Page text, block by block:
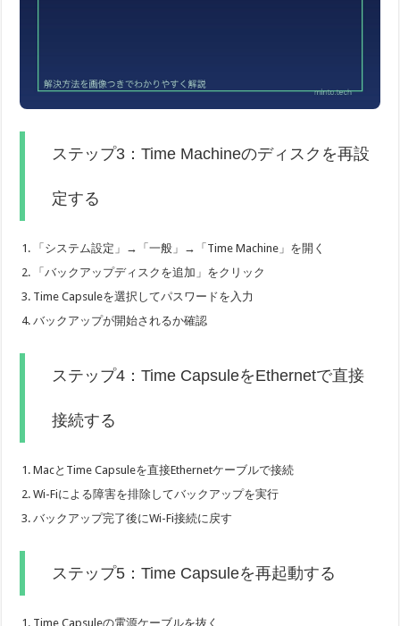
ステップ3：Time Machineのディスクを再設
定する
「システム設定」→「一般」→「Time Machine」を開く
「バックアップディスクを追加」をクリック
Time Capsuleを選択してパスワードを入力
バックアップが開始されるか確認
ステップ4：Time CapsuleをEthernetで直接
接続する
MacとTime Capsuleを直接Ethernetケーブルで接続
Wi-Fiによる障害を排除してバックアップを実行
バックアップ完了後にWi-Fi接続に戻す
ステップ5：Time Capsuleを再起動する
Time Capsuleの電源ケーブルを抜く